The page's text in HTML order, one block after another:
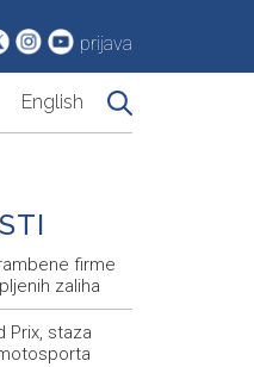
prijava
English
firme
zaliha
Prix, staza